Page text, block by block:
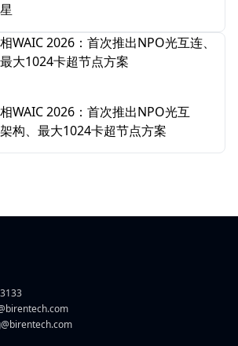
WAIC 2026：首次推出NPO光互
构、最大1024卡超节点方案